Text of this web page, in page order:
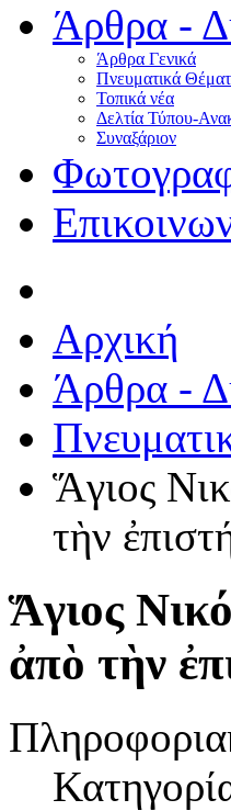
Άρθρα -
Άρθρα Γενικά
Πνευματικά
Τοπικά νέα
Δελτία Τύπου-
Συναξάριον
Αρχική
Άρθρα -
Ἅγιος
τὴν
Ἅγιος
ἀπὸ τὴν